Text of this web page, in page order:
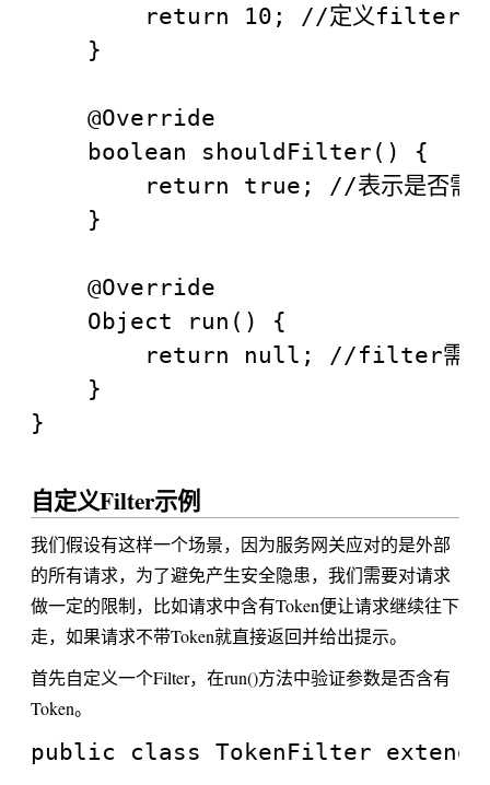
return 10; //定义filter的顺
    }
    @Override
    boolean shouldFilter() {
return true; //表示是否需
    }
    @Override
    Object run() {
return null; //filter需要
    }
自定义Filter示例
我们假设有这样一个场景，因为服务网关应对的是外部
的所有请求，为了避免产生安全隐患，我们需要对请求
做一定的限制，比如请求中含有Token便让请求继续往下
走，如果请求不带Token就直接返回并给出提示。
首先自定义一个Filter，在run()方法中验证参数是否含有
Token。
public class TokenFilter